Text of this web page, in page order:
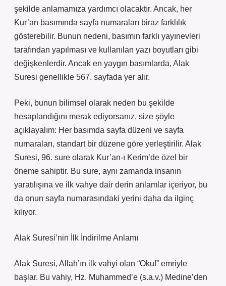
şekilde anlamamıza yardımcı olacaktır. Ancak, her
Kur’an basımında sayfa numaraları biraz farklılık
gösterebilir. Bunun nedeni, basımın farklı yayınevleri
tarafından yapılması ve kullanılan yazı boyutları gibi
değişkenlerdir. Ancak en yaygın basımlarda, Alak
Suresi genellikle 567. sayfada yer alır.
Peki, bunun bilimsel olarak neden bu şekilde
hesaplandığını merak ediyorsanız, size şöyle
açıklayalım: Her basımda sayfa düzeni ve sayfa
numaraları, standart bir düzene göre yerleştirilir. Alak
Suresi, 96. sure olarak Kur’an-ı Kerim’de özel bir
öneme sahiptir. Bu sure, aynı zamanda insanın
yaratılışına ve ilk vahye dair derin anlamlar içeriyor, bu
da onun sayfa numarasındaki yerini daha da ilginç
kılıyor.
Alak Suresi’nin İlk İndirilme Anlamı
Alak Suresi, Allah’ın ilk vahyi olan “Oku!” emriyle
başlar. Bu vahiy, Hz. Muhammed’e (s.a.v.) Medine’den